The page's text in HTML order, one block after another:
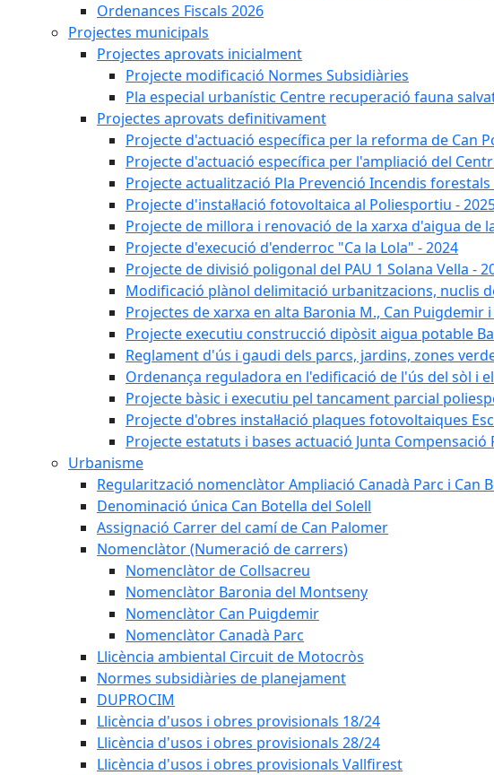
Ordenances Fiscals 2026
Projectes municipals
Projectes aprovats inicialment
Projecte modificació Normes Subsidiàries
Pla especial urbanístic Centre recuperació fauna
Projectes aprovats definitivament
Projecte d'actuació específica per la reforma de Can
Projecte d'actuació específica per l'ampliació del
Projecte actualització Pla Prevenció Incendis forestals
Projecte d'instal·lació fotovoltaica al Poliesportiu -
Projecte de millora i renovació de la xarxa d'aigua de
Projecte d'execució d'enderroc "Ca la Lola" - 2024
Projecte de divisió poligonal del PAU 1 Solana Vella -
Modificació plànol delimitació urbanitzacions, nuclis
Projectes de xarxa en alta Baronia M., Can Puigdemir
Projecte executiu construcció dipòsit aigua potable
Reglament d'ús i gaudi dels parcs, jardins, zones
Ordenança reguladora en l'edificació de l'ús del sòl i
Projecte bàsic i executiu pel tancament parcial
Projecte d'obres instal·lació plaques fotovoltaiques
Projecte estatuts i bases actuació Junta Compensació
Urbanisme
Regularització nomenclàtor Ampliació Canadà Parc i Can
Denominació única Can Botella del Solell
Assignació Carrer del camí de Can Palomer
Nomenclàtor (Numeració de carrers)
Nomenclàtor de Collsacreu
Nomenclàtor Baronia del Montseny
Nomenclàtor Can Puigdemir
Nomenclàtor Canadà Parc
Llicència ambiental Circuit de Motocròs
Normes subsidiàries de planejament
DUPROCIM
Llicència d'usos i obres provisionals 18/24
Llicència d'usos i obres provisionals 28/24
Llicència d'usos i obres provisionals Vallfirest